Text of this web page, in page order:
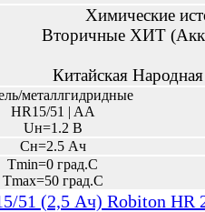
Химические
Вторичные ХИТ
Китайская
металлгидридные
HR15/51 | AA
Uн=1.2 В
Сн=2.5 Ач
Tmin=0 град.С
Tmax=50 град.С
51 (2,5 Ач) Robiton HR